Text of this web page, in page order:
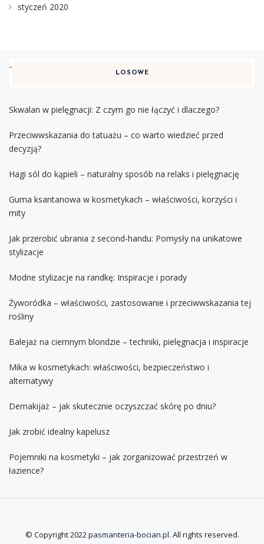
styczeń 2020
LOSOWE
Skwalan w pielęgnacji: Z czym go nie łączyć i dlaczego?
Przeciwwskazania do tatuażu – co warto wiedzieć przed
decyzją?
Hagi sól do kąpieli – naturalny sposób na relaks i pielęgnację
Guma ksantanowa w kosmetykach – właściwości, korzyści i
mity
Jak przerobić ubrania z second-handu: Pomysły na unikatowe
stylizacje
Modne stylizacje na randkę: Inspiracje i porady
Żyworódka – właściwości, zastosowanie i przeciwwskazania tej
rośliny
Balejaż na ciemnym blondzie – techniki, pielęgnacja i inspiracje
Mika w kosmetykach: właściwości, bezpieczeństwo i
alternatywy
Demakijaż – jak skutecznie oczyszczać skórę po dniu?
Jak zrobić idealny kapelusz
Pojemniki na kosmetyki – jak zorganizować przestrzeń w
łazience?
© Copyright 2022pasmanteria-bocian.pl. All rights reserved.